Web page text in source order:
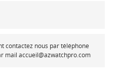
contactez nous par téléphone
mail accueil@azwatchpro.com